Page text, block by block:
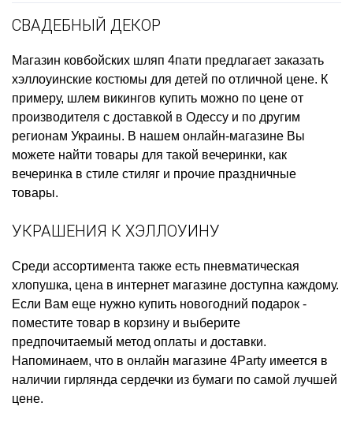
СВАДЕБНЫЙ ДЕКОР
Магазин ковбойских шляп 4пати предлагает заказать
хэллоуинские костюмы для детей по отличной цене. К
примеру, шлем викингов купить можно по цене от
производителя с доставкой в Одессу и по другим
регионам Украины. В нашем онлайн-магазине Вы
можете найти товары для такой вечеринки, как
вечеринка в стиле стиляг и прочие праздничные
товары.
УКРАШЕНИЯ К ХЭЛЛОУИНУ
Среди ассортимента также есть пневматическая
хлопушка, цена в интернет магазине доступна каждому.
Если Вам еще нужно купить новогодний подарок -
поместите товар в корзину и выберите
предпочитаемый метод оплаты и доставки.
Напоминаем, что в онлайн магазине 4Party имеется в
наличии гирлянда сердечки из бумаги по самой лучшей
цене.